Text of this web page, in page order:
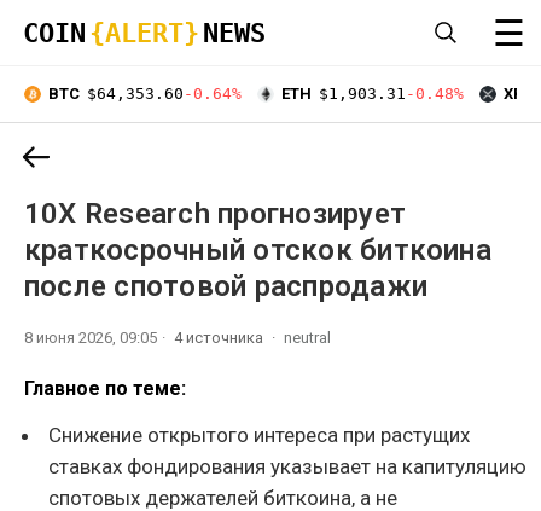
COIN {ALERT} NEWS ☰
BTC $64,353.60 -0.64% ETH $1,903.31 -0.48% XRP
10X Research прогнозирует
краткосрочный отскок биткоина
после спотовой распродажи
8 июня 2026, 09:05 4 источника neutral
Главное по теме:
Снижение открытого интереса при растущих
ставках фондирования указывает на капитуляцию
спотовых держателей биткоина, а не